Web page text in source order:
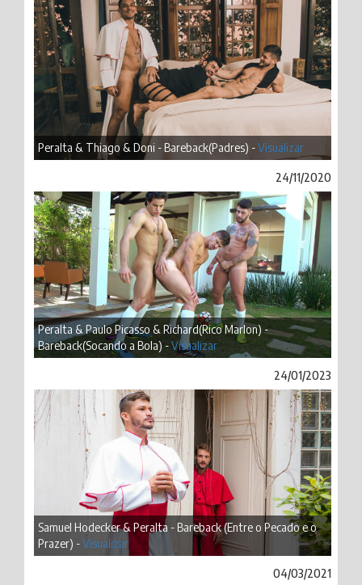
Peralta & Thiago & Doni - Bareback(Padres) -Visualizar
24/11/2020
Peralta & Paulo Picasso & Richard(Rico Marlon) -
Bareback(Socando a Bola) -Visualizar
24/01/2023
Samuel Hodecker & Peralta - Bareback (Entre o Pecado e o
Prazer) -Visualizar
04/03/2021